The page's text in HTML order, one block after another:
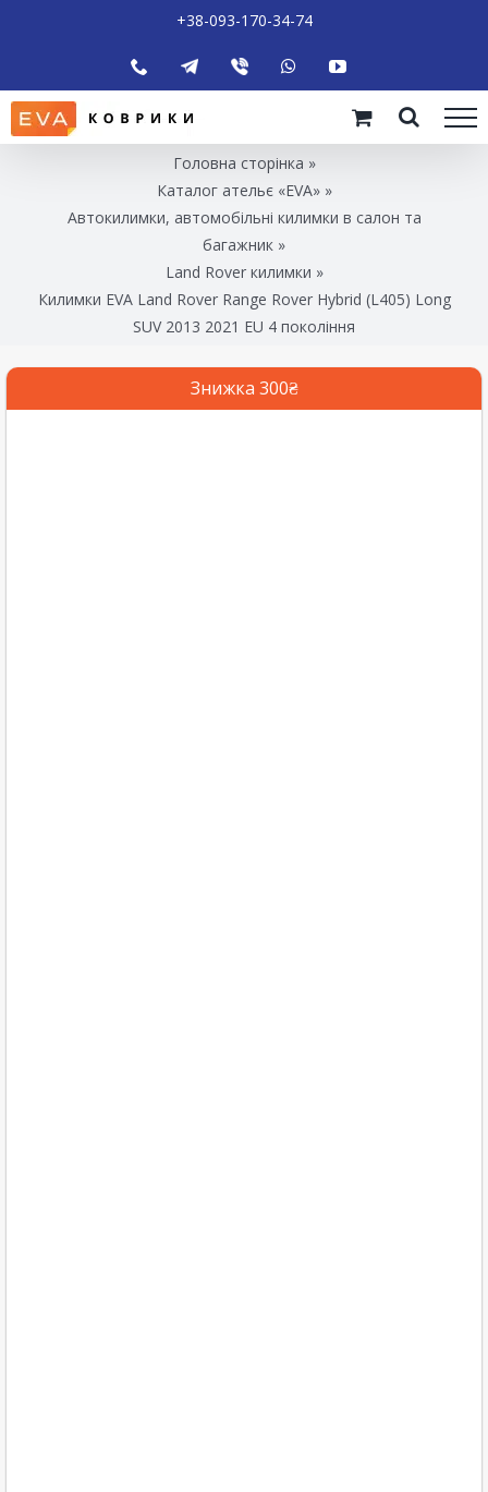
+38-093-170-34-74
Головна сторінка »
Каталог ательє «EVA»»
Автокилимки, автомобільні килимки в салон та
багажник »
Land Rover килимки »
Килимки EVA Land Rover Range Rover Hybrid (L405) Long
SUV 2013 2021 EU 4 покоління
Знижка 300₴